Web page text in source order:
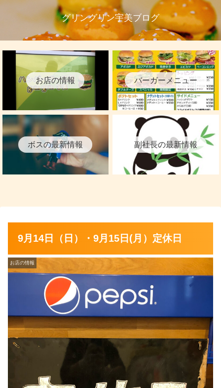
グリングリン宇美ブログ
お店の情報 バーガーメニュー
ボスの最新情報 副社長の最新情報
9月14日（日）・9月15日(月）定休日
お店の情報